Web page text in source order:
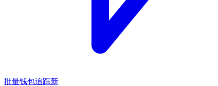
批量钱包追踪新